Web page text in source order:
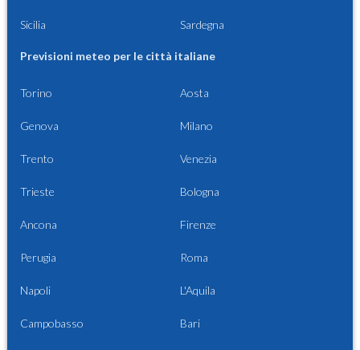
Sicilia Sardegna
Previsioni meteo per le città italiane
Torino Aosta
Genova Milano
Trento Venezia
Trieste Bologna
Ancona Firenze
Perugia Roma
Napoli L'Aquila
Campobasso Bari